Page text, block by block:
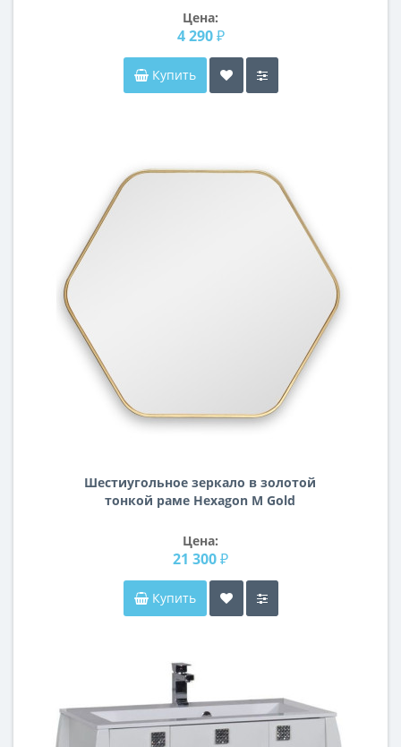
Цена:
4 290 ₽
Купить
Шестиугольное зеркало в золотой
тонкой раме Hexagon M Gold
Цена:
21 300 ₽
Купить